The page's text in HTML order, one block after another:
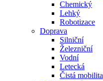
Chemický
Lehký
Robotizace
Doprava
Silniční
Železniční
Vodní
Letecká
Čistá mobilita